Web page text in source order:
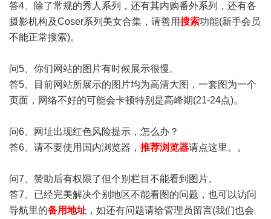
答4、除了常规的秀人系列，还有其内购番外系列，还有各
摄影机构及Coser系列美女合集，请善用搜索功能(新手会员
不能正常搜索)。
问5、你们网站的图片有时候展示很慢。
答5、目前网站所展示的图片均为高清大图，一套图为一个
页面，网络不好的可能会卡顿特别是高峰期(21-24点)。
问6、网址出现红色风险提示，怎么办？
答6、请不要使用国内浏览器， 推荐浏览器请点这里。。
问7、赞助后有权限了但个别栏目不能看到图片。
答7、已经完美解决个别地区不能看图的问题，也可以访问
导航里的备用地址 ，如还有问题请给管理员留言(我们也会